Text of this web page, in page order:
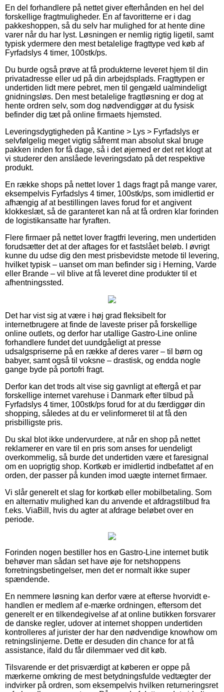
En del forhandlere på nettet giver efterhånden en hel del
forskellige fragtmuligheder. En af favoritterne er i dag
pakkeshoppen, så du selv har mulighed for at hente dine
varer når du har lyst. Løsningen er nemlig rigtig ligetil, samt
typisk ydermere den mest betalelige fragttype ved køb af
Fyrfadslys 4 timer, 100stk/ps.
Du burde også prøve at få produkterne leveret hjem til din
privatadresse eller ud på din arbejdsplads. Fragttypen er
undertiden lidt mere pebret, men til gengæld ualmindeligt
gnidningsløs. Den mest betalelige fragtløsning er dog at
hente ordren selv, som dog nødvendiggør at du fysisk
befinder dig tæt på online firmaets hjemsted.
Leveringsdygtigheden på Kantine > Lys > Fyrfadslys er
selvfølgelig meget vigtig såfremt man absolut skal bruge
pakken inden for få dage, så i det øjemed er det ret klogt at
vi studerer den anslåede leveringsdato på det respektive
produkt.
En række shops på nettet lover 1 dags fragt på mange varer,
eksempelvis Fyrfadslys 4 timer, 100stk/ps, som imidlertid er
afhængig af at bestillingen laves forud for et angivent
klokkeslæt, så de garanteret kan nå at få ordren klar forinden
de logistikansatte har fyraften.
Flere firmaer på nettet lover fragtfri levering, men undertiden
forudsætter det at der aftages for et fastslået beløb. I øvrigt
kunne du udse dig den mest prisbevidste metode til levering,
hvilket typisk – uanset om man befinder sig i Herning, Varde
eller Brande – vil blive at få leveret dine produkter til et
afhentningssted.
Det har vist sig at være i høj grad fleksibelt for
internetbrugere at finde de laveste priser på forskellige
online outlets, og derfor har utallige Gastro-Line online
forhandlere fundet det uundgåeligt at presse
udsalgspriserne på en række af deres varer – til børn og
babyer, samt også til voksne – drastisk, og endda nogle
gange byde på portofri fragt.
Derfor kan det trods alt vise sig gavnligt at eftergå et par
forskellige internet varehuse i Danmark efter tilbud på
Fyrfadslys 4 timer, 100stk/ps forud for at du færdiggør din
shopping, således at du er velinformeret til at få den
prisbilligste pris.
Du skal blot ikke undervurdere, at når en shop på nettet
reklamerer en vare til en pris som anses for uendeligt
overkommelig, så burde det undertiden være et faresignal
om en uoprigtig shop. Kortkøb er imidlertid indbefattet af en
orden, der passer på kunden imod uægte internet firmaer.
Vi slår generelt et slag for kortkøb eller mobilbetaling. Som
en alternativ mulighed kan du anvende et afdragstilbud fra
f.eks. ViaBill, hvis du agter at afdrage beløbet over en
periode.
Forinden nogen bestiller hos en Gastro-Line internet butik
behøver man sådan set have øje for netshoppens
forretningsbetingelser, men det er normalt ikke super
spændende.
En nemmere løsning kan derfor være at efterse hvorvidt e-
handlen er medlem af e-mærke ordningen, eftersom det
generelt er en tilkendegivelse af at online butikken forsvarer
de danske regler, udover at internet shoppen undertiden
kontrolleres af jurister der har den nødvendige knowhow om
retningslinjerne. Dette er desuden din chance for at få
assistance, ifald du får dilemmaer ved dit køb.
Tilsvarende er det prisværdigt at køberen er oppe på
mærkerne omkring de mest betydningsfulde vedtægter der
indvirker på ordren, som eksempelvis hvilken returneringsret